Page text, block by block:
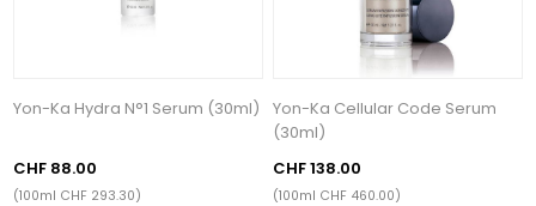
Yon-Ka Hydra N°1 Serum (30ml)
CHF 88.00
(100ml CHF 293.30)
Yon-Ka Cellular Code Serum
(30ml)
CHF 138.00
(100ml CHF 460.00)